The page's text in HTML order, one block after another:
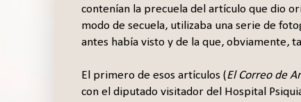
contenían la precuela del artículo que dio
modo de secuela, utilizaba una serie de
antes había visto y de la que, obviamente,
El primero de esos artículos (El Correo de
con el diputado visitador del Hospital